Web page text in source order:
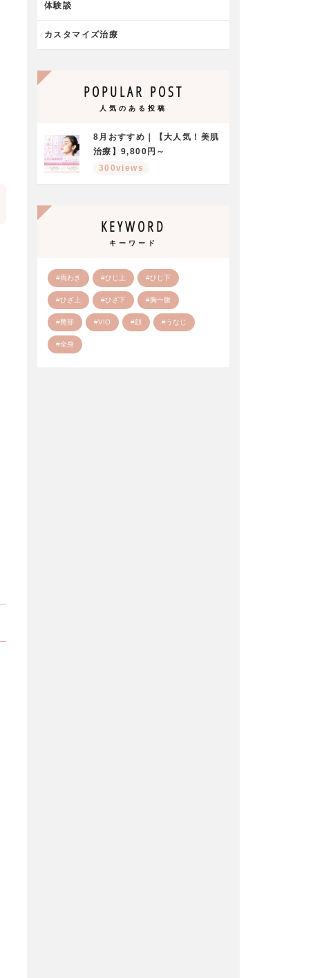
体験談
カスタマイズ治療
POPULAR POST
人気のある投稿
8月おすすめ｜【大人気！美肌
治療】9,800円～
300views
KEYWORD
キーワード
#両わき #ひじ上 #ひじ下
#ひざ上 #ひざ下 #胸〜腹
#臀部 #VIO #顔 #うなじ
#全身